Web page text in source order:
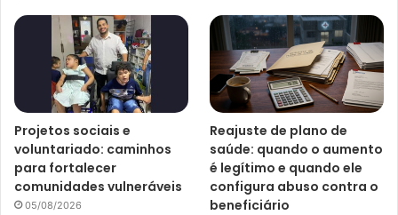
Projetos sociais e
voluntariado: caminhos
para fortalecer
comunidades vulneráveis
05/08/2026
Reajuste de plano de
saúde: quando o aumento
é legítimo e quando ele
configura abuso contra o
beneficiário